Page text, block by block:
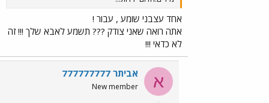
אחד עצבני שומע , עבור !
אתה רואה שאני צודק ??? תשמע לאבא שלך !!! זה
לא כדאי !!!
א אביתר 777777777
New member